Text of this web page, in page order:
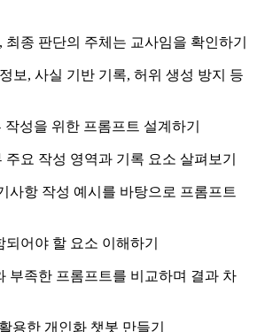
종 판단의 주체는 교사임을 확인하기
, 사실 기반 기록, 허위 생성 방지 등
성을 위한 프롬프트 설계하기
작성 영역과 기록 요소 살펴보기
항 작성 예시를 바탕으로 프롬프트
어야 할 요소 이해하기
족한 프롬프트를 비교하며 결과 차
용한 개인화 챗봇 만들기